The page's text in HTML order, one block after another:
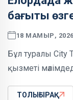
бағыты
18 МАМЫР, 2026
Бұл туралы City
қызметі
ТОЛЫҒЫРАҚ